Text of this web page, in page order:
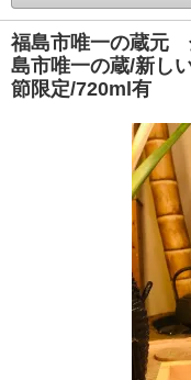
福島市唯一の蔵元
島市唯一の蔵/新し
節限定/720ml有